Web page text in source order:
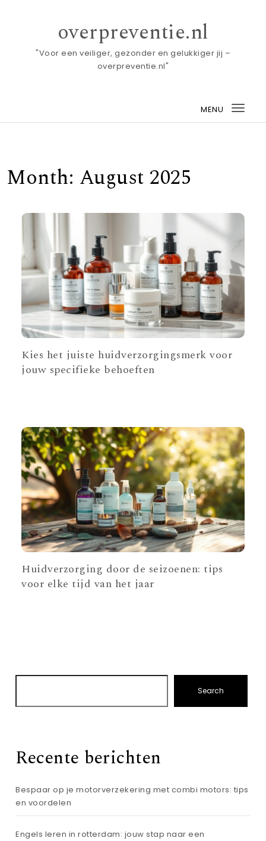
overpreventie.nl
"Voor een veiliger, gezonder en gelukkiger jij –
overpreventie.nl"
MENU
Month: August 2025
Kies het juiste huidverzorgingsmerk voor
jouw specifieke behoeften
Huidverzorging door de seizoenen: tips
voor elke tijd van het jaar
Search
Recente berichten
Bespaar op je motorverzekering met combi motors: tips
en voordelen
Engels leren in rotterdam: jouw stap naar een